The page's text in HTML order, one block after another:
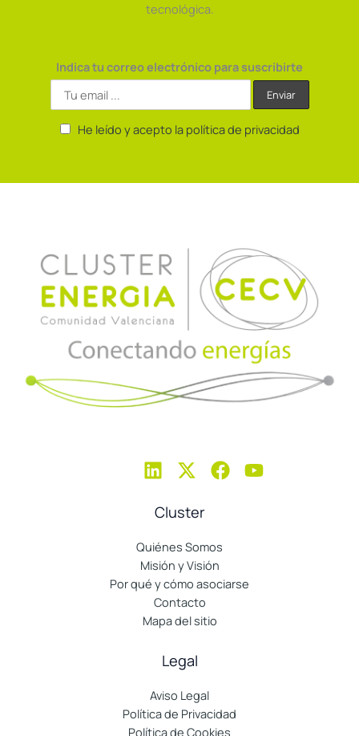
tecnológica.
Indica tu correo electrónico para suscribirte
He leído y acepto la política de privacidad
Cluster
Quiénes Somos
Misión y Visión
Por qué y cómo asociarse
Contacto
Mapa del sitio
Legal
Aviso Legal
Política de Privacidad
Política de Cookies